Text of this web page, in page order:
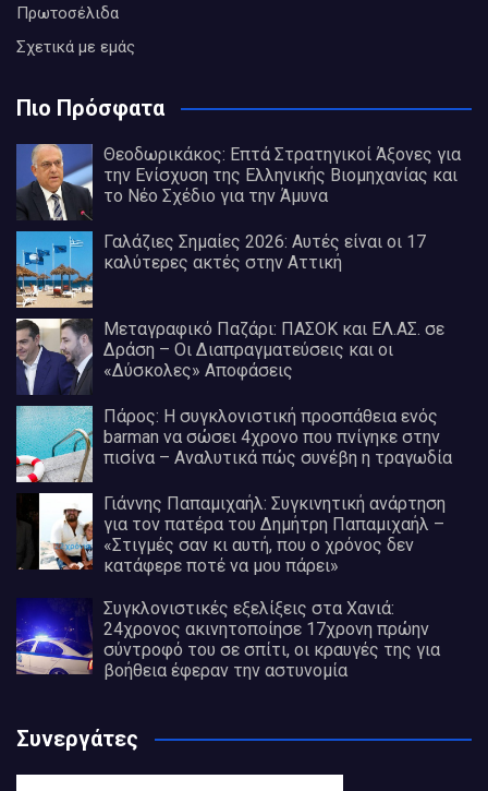
Πρωτοσέλιδα
Σχετικά με εμάς
Πιο Πρόσφατα
Θεοδωρικάκος: Επτά Στρατηγικοί Άξονες για
την Ενίσχυση της Ελληνικής Βιομηχανίας και
το Νέο Σχέδιο για την Άμυνα
Γαλάζιες Σημαίες 2026: Αυτές είναι οι 17
καλύτερες ακτές στην Αττική
Μεταγραφικό Παζάρι: ΠΑΣΟΚ και ΕΛ.ΑΣ. σε
Δράση – Οι Διαπραγματεύσεις και οι
«Δύσκολες» Αποφάσεις
Πάρος: Η συγκλονιστική προσπάθεια ενός
barman να σώσει 4χρονο που πνίγηκε στην
πισίνα – Αναλυτικά πώς συνέβη η τραγωδία
Γιάννης Παπαμιχαήλ: Συγκινητική ανάρτηση
για τον πατέρα του Δημήτρη Παπαμιχαήλ –
«Στιγμές σαν κι αυτή, που ο χρόνος δεν
κατάφερε ποτέ να μου πάρει»
Συγκλονιστικές εξελίξεις στα Χανιά:
24χρονος ακινητοποίησε 17χρονη πρώην
σύντροφό του σε σπίτι, οι κραυγές της για
βοήθεια έφεραν την αστυνομία
Συνεργάτες